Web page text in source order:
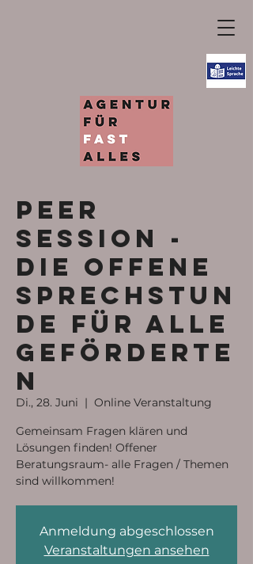
Peer
Session -
die offene
Sprechstun
de für alle
Geförderte
n
Di., 28. Juni
  |
Online Veranstaltung
Gemeinsam Fragen klären und
Lösungen finden! Offener
Beratungsraum- alle Fragen / Themen
sind willkommen!
Anmeldung abgeschlossen
Veranstaltungen ansehen